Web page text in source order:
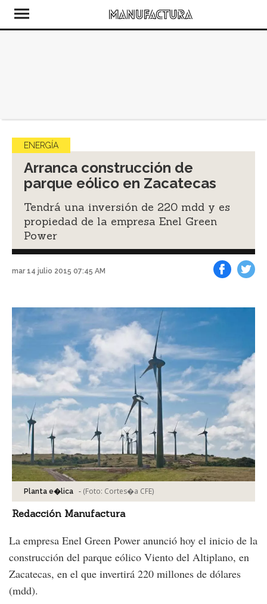
ENERGÍA
Arranca construcción de
parque eólico en Zacatecas
Tendrá una inversión de 220 mdd y es
propiedad de la empresa Enel Green
Power
mar 14 julio 2015 07:45 AM
Planta e�lica - (Foto: Cortes�a CFE)
Redacción Manufactura
La empresa Enel Green Power anunció hoy el inicio de la
construcción del parque eólico Viento del Altiplano, en
Zacatecas, en el que invertirá 220 millones de dólares
(mdd).